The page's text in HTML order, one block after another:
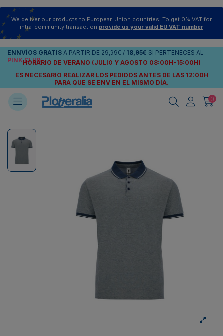
We deliver our products to European Union countries. To get 0% VAT for
intra-community transaction provide us your valid EU VAT number
ENNVÍOS GRATIS A PARTIR DE 29,99€ / 18,95€ SI PERTENECES AL
PINK CLUB
HORARIO DE VERANO (JULIO Y AGOSTO 08:00H-15:00H)
ES NECESARIO REALIZAR LOS PEDIDOS ANTES DE LAS 12:00H
PARA QUE SE ENVÍEN EL MISMO DÍA.
0